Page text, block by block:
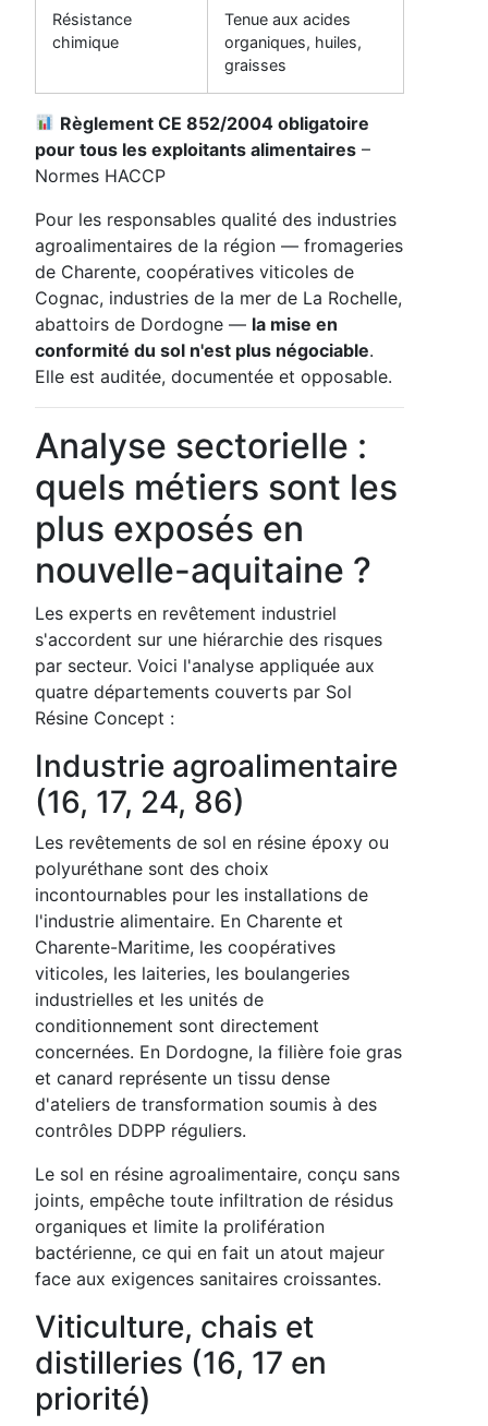
Résistance
chimique
Tenue aux acides
organiques, huiles,
graisses
Règlement CE 852/2004 obligatoire
pour tous les exploitants alimentaires –
Normes HACCP
Pour les responsables qualité des industries
agroalimentaires de la région — fromageries
de Charente, coopératives viticoles de
Cognac, industries de la mer de La Rochelle,
abattoirs de Dordogne — la mise en
conformité du sol n'est plus négociable.
Elle est auditée, documentée et opposable.
Analyse sectorielle :
quels métiers sont les
plus exposés en
nouvelle-aquitaine ?
Les experts en revêtement industriel
s'accordent sur une hiérarchie des risques
par secteur. Voici l'analyse appliquée aux
quatre départements couverts par Sol
Résine Concept :
Industrie agroalimentaire
(16, 17, 24, 86)
Les revêtements de sol en résine époxy ou
polyuréthane sont des choix
incontournables pour les installations de
l'industrie alimentaire. En Charente et
Charente-Maritime, les coopératives
viticoles, les laiteries, les boulangeries
industrielles et les unités de
conditionnement sont directement
concernées. En Dordogne, la filière foie gras
et canard représente un tissu dense
d'ateliers de transformation soumis à des
contrôles DDPP réguliers.
Le sol en résine agroalimentaire, conçu sans
joints, empêche toute infiltration de résidus
organiques et limite la prolifération
bactérienne, ce qui en fait un atout majeur
face aux exigences sanitaires croissantes.
Viticulture, chais et
distilleries (16, 17 en
priorité)